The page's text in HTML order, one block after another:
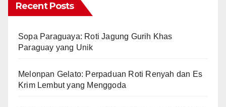
Recent Posts
Sopa Paraguaya: Roti Jagung Gurih Khas
Paraguay yang Unik
Melonpan Gelato: Perpaduan Roti Renyah dan Es
Krim Lembut yang Menggoda